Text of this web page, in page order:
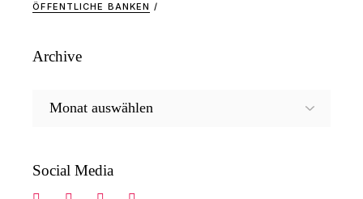
ÖFFENTLICHE BANKEN
Archive
Social Media